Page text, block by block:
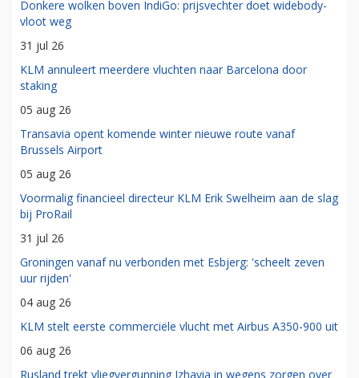
Donkere wolken boven IndiGo: prijsvechter doet widebody-
vloot weg
31 jul 26
KLM annuleert meerdere vluchten naar Barcelona door
staking
05 aug 26
Transavia opent komende winter nieuwe route vanaf
Brussels Airport
05 aug 26
Voormalig financieel directeur KLM Erik Swelheim aan de slag
bij ProRail
31 jul 26
Groningen vanaf nu verbonden met Esbjerg: 'scheelt zeven
uur rijden'
04 aug 26
KLM stelt eerste commerciële vlucht met Airbus A350-900 uit
06 aug 26
Rusland trekt vliegvergunning Izhavia in wegens zorgen over